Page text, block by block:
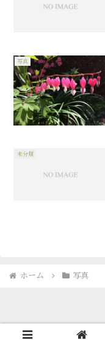
写真
未分類
ホーム 写真
© 1996-